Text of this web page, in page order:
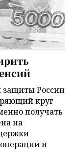
защиты России
круг
получать
на
и